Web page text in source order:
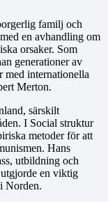
familj och
en avhandling om
orsaker. Som
generationer av
med internationella
Merton.
särskilt
I Social struktur
metoder för att
Hans
utbildning och
en viktig
Norden.